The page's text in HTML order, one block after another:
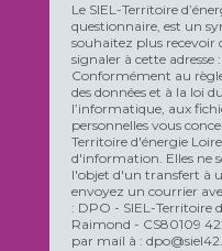
Le SIEL-Territoire
questionnaire, est un
souhaitez plus recevoir
signaler à cette
Conformément au
des données et à la loi
l’informatique, aux
personnelles vous
Territoire d'énergie
d'information. Elles ne
l'objet d'un transfert à
envoyez un courrier
: DPO - SIEL-Territoire
Raimond - CS80109
par mail à :